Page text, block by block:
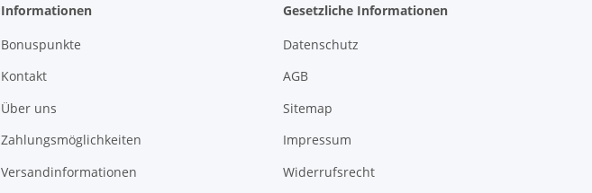
Informationen
Bonuspunkte
Kontakt
Über uns
Zahlungsmöglichkeiten
Versandinformationen
Gesetzliche Informationen
Datenschutz
AGB
Sitemap
Impressum
Widerrufsrecht